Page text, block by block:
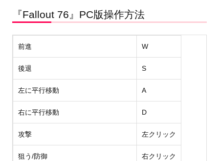
『Fallout 76』PC版操作方法
前進 W
後退 S
左に平行移動 A
右に平行移動 D
攻撃 左クリック
狙う/防御 右クリック